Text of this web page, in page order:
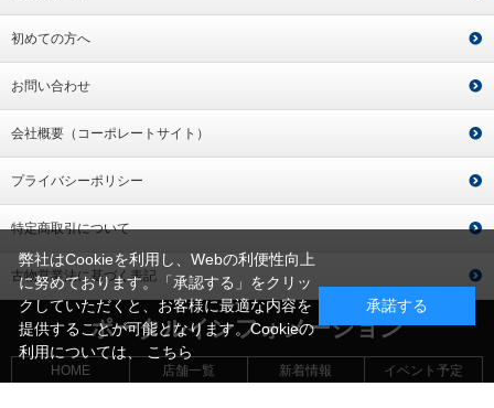
初めての方へ
お問い合わせ
会社概要（コーポレートサイト）
プライバシーポリシー
特定商取引について
古物営業法に基づく表記
ポータルインフォメーション
HOME 店舗一覧 新着情報
イベント予定
弊社はCookieを利用し、Webの利便性向上
に努めております。「承認する」をクリッ
クしていただくと、お客様に最適な内容を
提供することが可能となります。Cookieの
利用については、こちら
承諾する